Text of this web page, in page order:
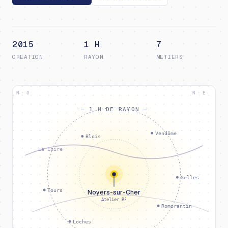
2015
CRÉATION
1 H
RAYON
7
MÉTIERS
La Loire
Blois
Tours
Vendôme
Romorantin
Loches
Selles
Noyers-sur-Cher
Atelier R²
— 1 H DE RAYON —
N · O N · E